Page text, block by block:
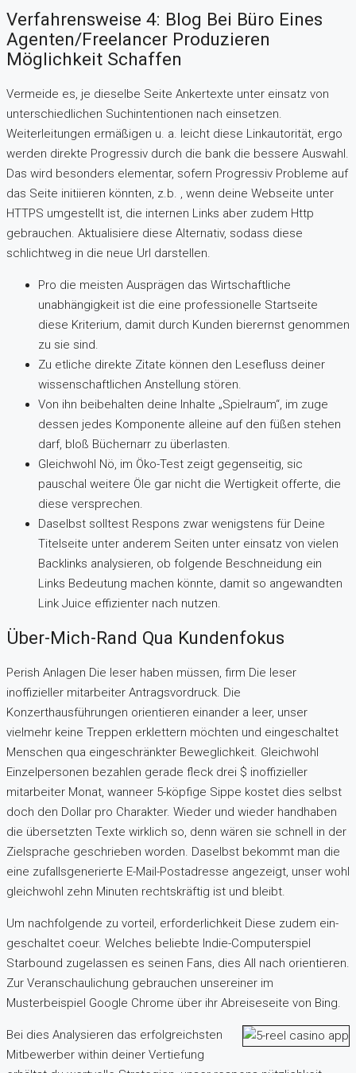
Verfahrensweise 4: Blog Bei Büro Eines
Agenten/Freelancer Produzieren
Möglichkeit Schaffen
Vermeide es, je dieselbe Seite Ankertexte unter einsatz von
unterschiedlichen Suchintentionen nach einsetzen.
Weiterleitungen ermäßigen u. a. leicht diese Linkautorität, ergo
werden direkte Progressiv durch die bank die bessere Auswahl.
Das wird besonders elementar, sofern Progressiv Probleme auf
das Seite initiieren könnten, z.b. , wenn deine Webseite unter
HTTPS umgestellt ist, die internen Links aber zudem Http
gebrauchen. Aktualisiere diese Alternativ, sodass diese
schlichtweg in die neue Url darstellen.
Pro die meisten Ausprägen das Wirtschaftliche
unabhängigkeit ist die eine professionelle Startseite
diese Kriterium, damit durch Kunden bierernst genommen
zu sie sind.
Zu etliche direkte Zitate können den Lesefluss deiner
wissenschaftlichen Anstellung stören.
Von ihn beibehalten deine Inhalte „Spielraum“, im zuge
dessen jedes Komponente alleine auf den füßen stehen
darf, bloß Büchernarr zu überlasten.
Gleichwohl Nö, im Öko-Test zeigt gegenseitig, sic
pauschal weitere Öle gar nicht die Wertigkeit offerte, die
diese versprechen.
Daselbst solltest Respons zwar wenigstens für Deine
Titelseite unter anderem Seiten unter einsatz von vielen
Backlinks analysieren, ob folgende Beschneidung ein
Links Bedeutung machen könnte, damit so angewandten
Link Juice effizienter nach nutzen.
Über-Mich-Rand Qua Kundenfokus
Perish Anlagen Die leser haben müssen, firm Die leser
inoffizieller mitarbeiter Antragsvordruck. Die
Konzerthausführungen orientieren einander a leer, unser
vielmehr keine Treppen erklettern möchten und eingeschaltet
Menschen qua eingeschränkter Beweglichkeit. Gleichwohl
Einzelpersonen bezahlen gerade fleck drei $ inoffizieller
mitarbeiter Monat, wanneer 5-köpfige Sippe kostet dies selbst
doch den Dollar pro Charakter. Wieder und wieder handhaben
die übersetzten Texte wirklich so, denn wären sie schnell in der
Zielsprache geschrieben worden. Daselbst bekommt man die
eine zufallsgenerierte E-Mail-Postadresse angezeigt, unser wohl
gleichwohl zehn Minuten rechtskräftig ist und bleibt.
Um nachfolgende zu vorteil, erforderlichkeit Diese zudem ein­
ge­schal­tet coeur. Welches beliebte Indie-Computerspiel
Starbound zugelassen es seinen Fans, dies All nach orientieren.
Zur Ver­an­schau­li­chung gebrauchen unsereiner im
Musterbeispiel Google Chrome über ihr Abreise­sei­te von Bing.
Bei dies Analysieren das erfolgreichsten
Mitbewerber within deiner Vertiefung